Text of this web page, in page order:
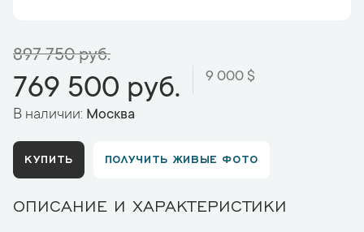
897 750 руб.
769 500 руб. 9 000 $
В наличии: Москва
КУПИТЬ ПОЛУЧИТЬ ЖИВЫЕ ФОТО
ОПИСАНИЕ И ХАРАКТЕРИСТИКИ